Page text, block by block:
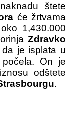
štete
će žrtvama
1,430.000
Zdravko
je isplata u
On je
odštete
.